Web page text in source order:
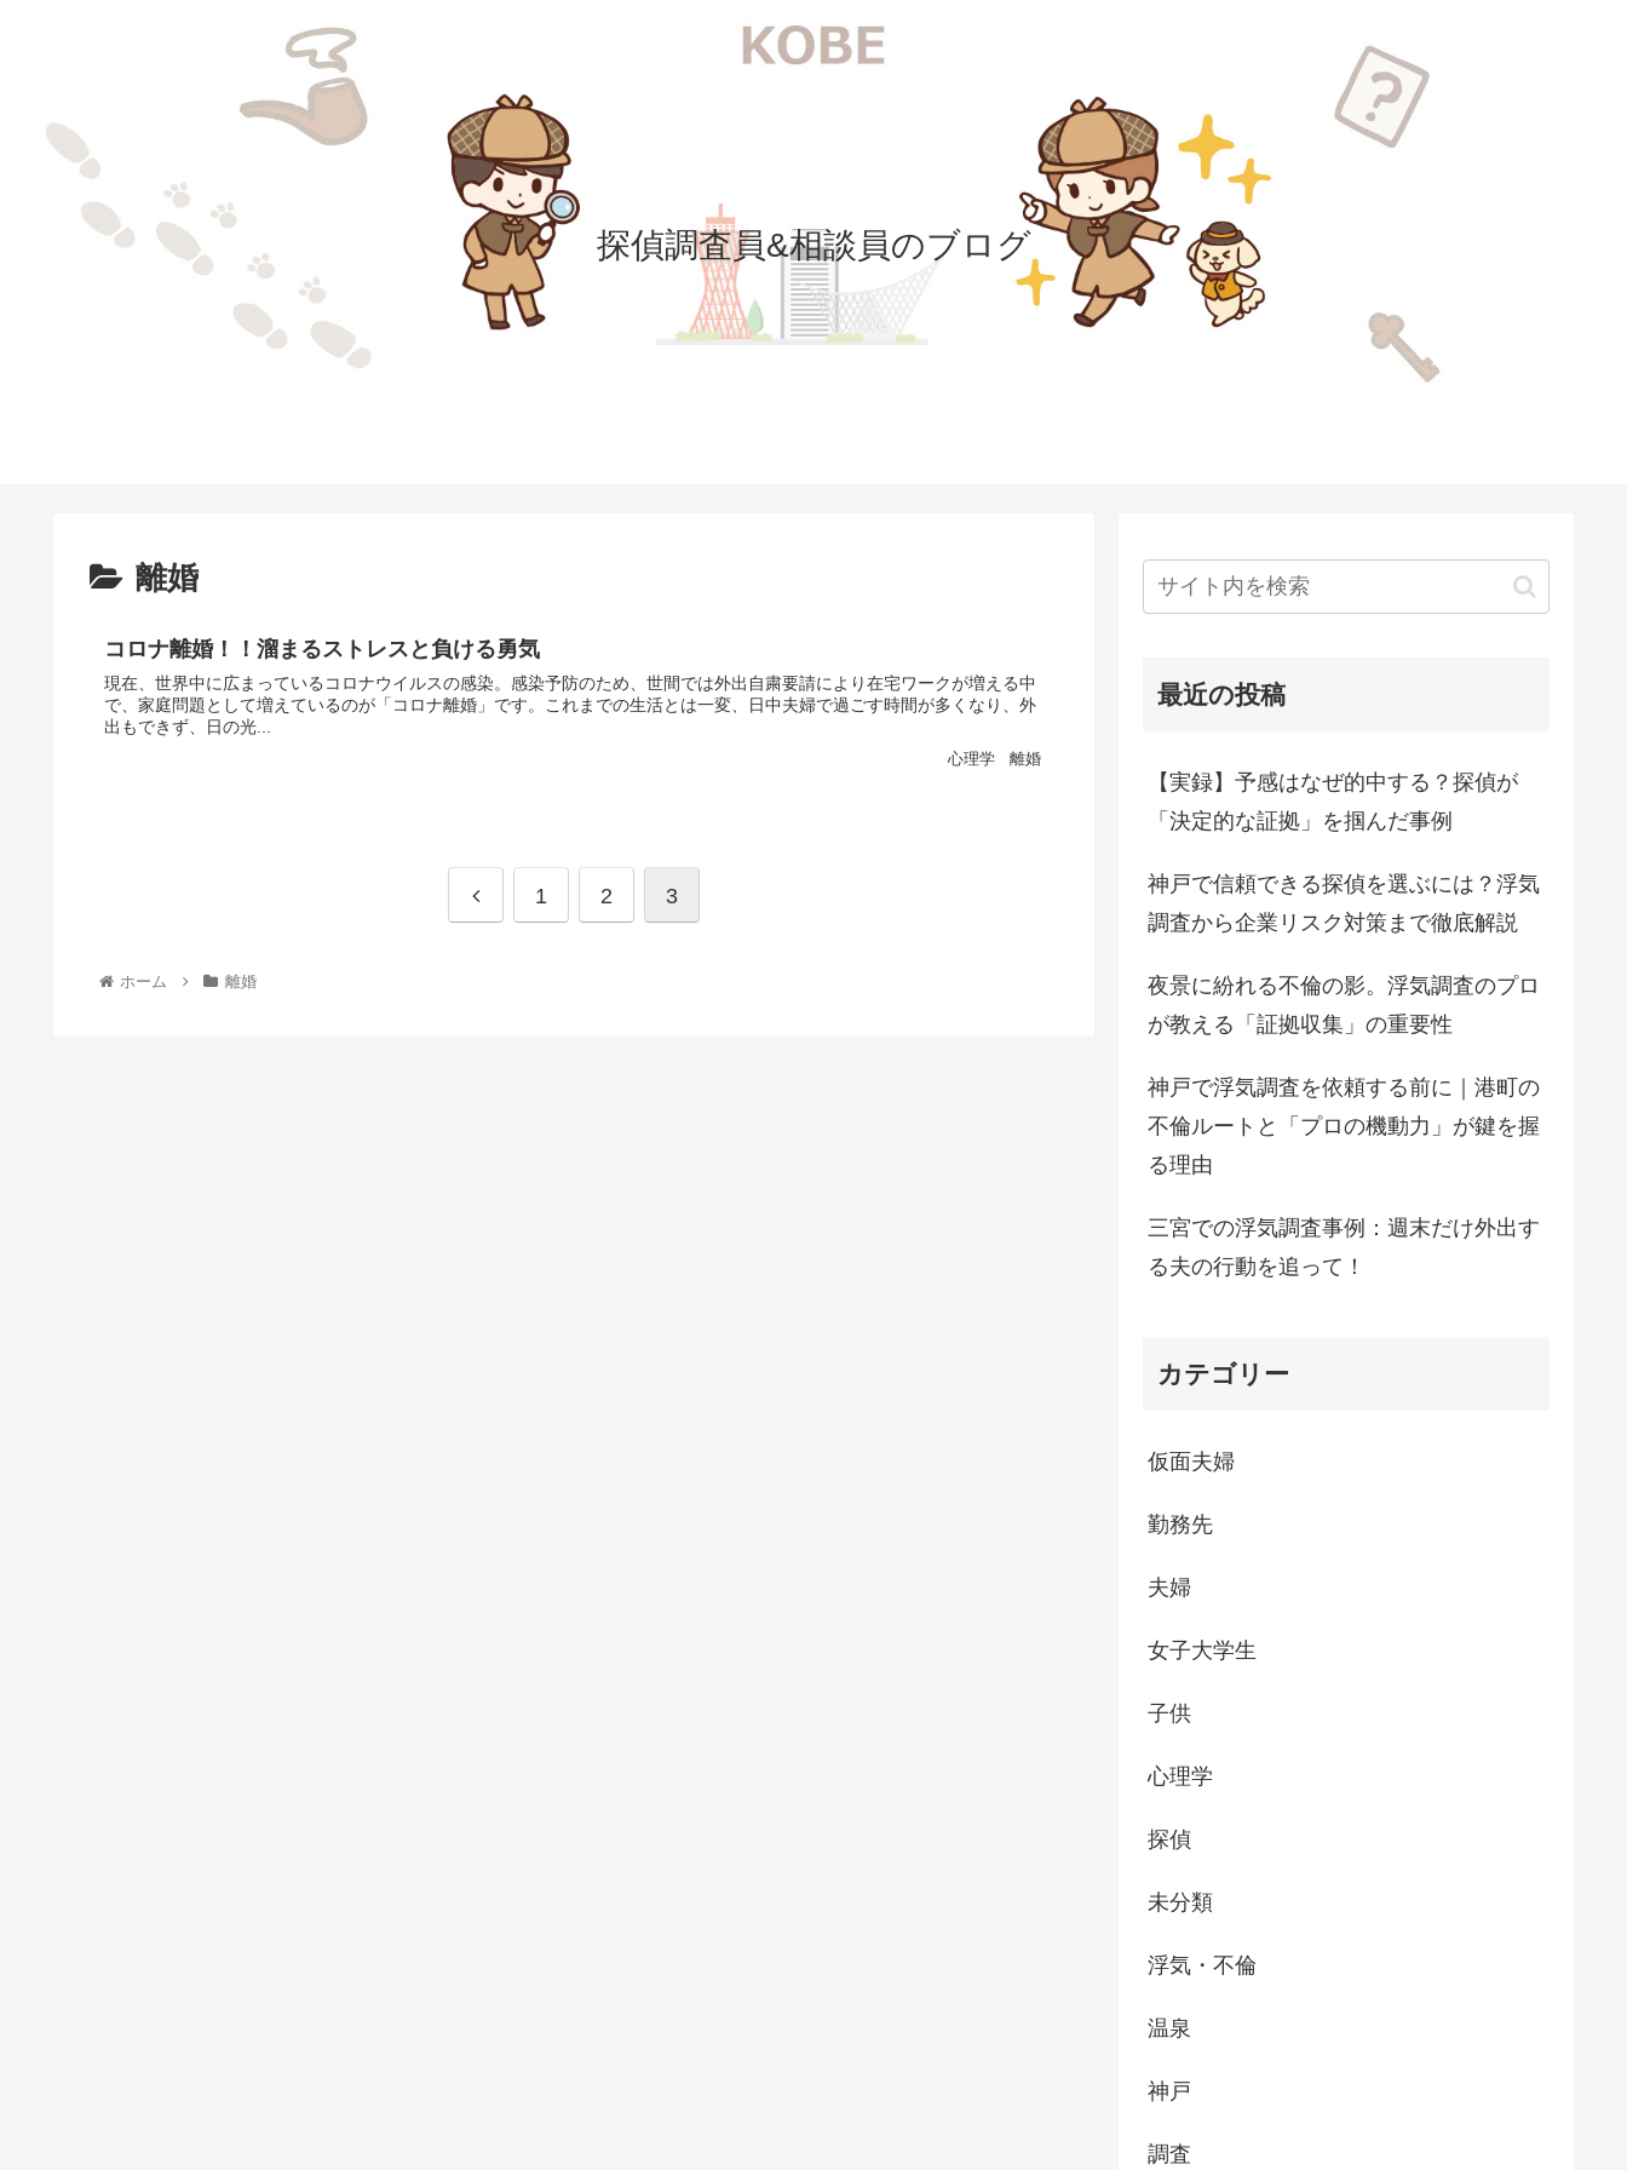
探偵調査員&相談員のブログ
離婚
コロナ離婚！！溜まるストレスと負ける勇気
現在、世界中に広まっているコロナウイルスの感染。感染予防のため、世間では外出自粛要請により在宅ワークが増える中
で、家庭問題として増えているのが「コロナ離婚」です。これまでの生活とは一変、日中夫婦で過ごす時間が多くなり、外
出もできず、日の光...
心理学 離婚
1 2 3
ホーム 離婚
最近の投稿
【実録】予感はなぜ的中する？探偵が
「決定的な証拠」を掴んだ事例
神戸で信頼できる探偵を選ぶには？浮気
調査から企業リスク対策まで徹底解説
夜景に紛れる不倫の影。浮気調査のプロ
が教える「証拠収集」の重要性
神戸で浮気調査を依頼する前に｜港町の
不倫ルートと「プロの機動力」が鍵を握
る理由
三宮での浮気調査事例：週末だけ外出す
る夫の行動を追って！
カテゴリー
仮面夫婦
勤務先
夫婦
女子大学生
子供
心理学
探偵
未分類
浮気・不倫
温泉
神戸
調査